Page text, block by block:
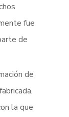
fue
de
de
la que